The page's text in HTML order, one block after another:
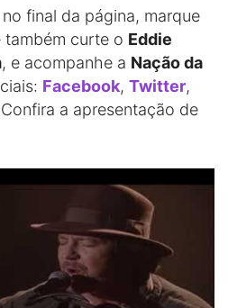
final da página, marque
também curte o Eddie
, e acompanhe a Nação da
Facebook, Twitter,
a apresentação de